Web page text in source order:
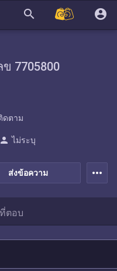
search account_circle
7705800
ดตาม
ส่งข้อความ
person ไม่ระบุ
more_horiz
ตอบ